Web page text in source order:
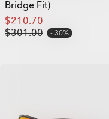
Bridge Fit)
$210.70
$301.00
30%